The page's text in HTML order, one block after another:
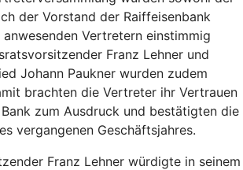
der Vorstand der Raiffeisenbank
Vertretern einstimmig
Franz Lehner und
Johann Paukner wurden zudem
brachten die Vertreter ihr Vertrauen
zum Ausdruck und bestätigten die
vergangenen Geschäftsjahres.
Franz Lehner würdigte in seinem